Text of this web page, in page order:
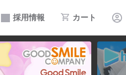
採用情報 カート